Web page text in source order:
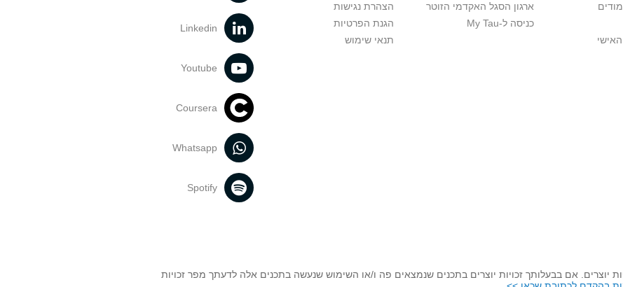
ארגון הסגל האקדמי הזוטר
כניסה ל-My Tau
הצהרת נגישות
הגנת הפרטיות
תנאי שימוש
Linkedin
Youtube
Coursera
Whatsapp
Spotify
יוצרים. אם בבעלותך זכויות יוצרים בתכנים שנמצאים פה ו/או השימוש שנעשה בתכנים אלה לדעתך מפר זכויות